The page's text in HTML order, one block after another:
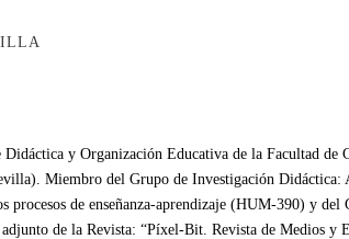
y Organización Educativa de la Facultad de
Miembro del Grupo de Investigación Didáctica:
procesos de enseñanza-aprendizaje (HUM-390) y del
de la Revista: “Píxel-Bit. Revista de Medios y